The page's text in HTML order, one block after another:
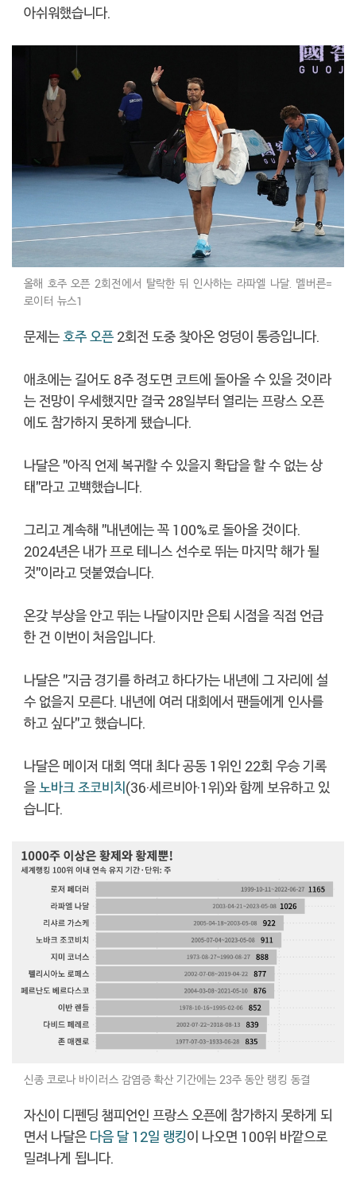
아쉬워했습니다.
올해 호주 오픈 2회전에서 탈락한 뒤 인사하는 라파엘 나달. 멜버른=
로이터 뉴스1
문제는호주 오픈 2회전 도중 찾아온 엉덩이 통증입니다.
애초에는 길어도 8주 정도면 코트에 돌아올 수 있을 것이라
는 전망이 우세했지만 결국 28일부터 열리는 프랑스 오픈
에도 참가하지 못하게 됐습니다.
나달은 "아직 언제 복귀할 수 있을지 확답을 할 수 없는 상
태"라고 고백했습니다.
그리고 계속해 "내년에는 꼭 100%로 돌아올 것이다.
2024년은 내가 프로 테니스 선수로 뛰는 마지막 해가 될
것"이라고 덧붙였습니다.
온갖 부상을 안고 뛰는 나달이지만 은퇴 시점을 직접 언급
한 건 이번이 처음입니다.
나달은 "지금 경기를 하려고 하다가는 내년에 그 자리에 설
수 없을지 모른다. 내년에 여러 대회에서 팬들에게 인사를
하고 싶다"고 했습니다.
나달은 메이저 대회 역대 최다 공동 1위인 22회 우승 기록
을노바크 조코비치(36·세르비아·1위)와 함께 보유하고 있
습니다.
신종 코로나 바이러스 감염증 확산 기간에는 23주 동안 랭킹 동결
자신이 디펜딩 챔피언인 프랑스 오픈에 참가하지 못하게 되
면서 나달은 다음 달 12일 랭킹이 나오면 100위 바깥으로
밀려나게 됩니다.